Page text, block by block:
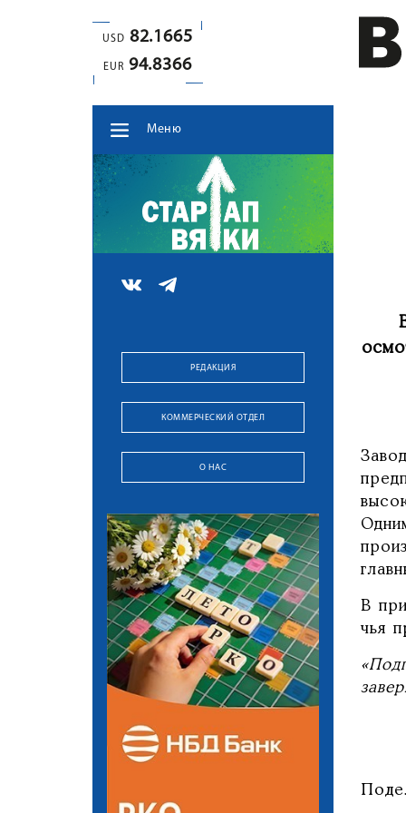
USD 82.1665
EUR 94.8366
Меню
РЕДАКЦИЯ
КОММЕРЧЕСКИЙ ОТДЕЛ
О НАС
В
чья